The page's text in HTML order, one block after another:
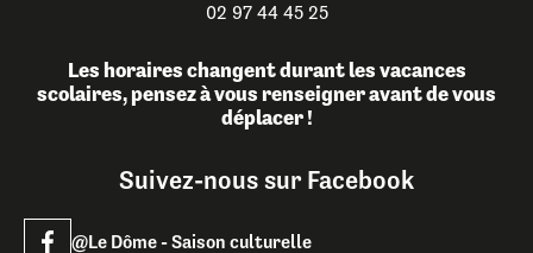
02 97 44 45 25
Les horaires changent durant les vacances
scolaires, pensez à vous renseigner avant de vous
déplacer !
Suivez-nous sur Facebook
@Le Dôme - Saison culturelle